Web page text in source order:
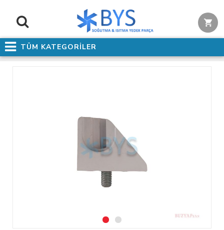
TÜM KATEGORİLER